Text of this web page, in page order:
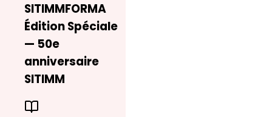
SITIMMFORMA
Édition Spéciale
— 50e
anniversaire
SITIMM